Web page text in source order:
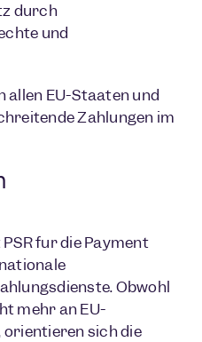
durch
und
allen EU-Staaten und
Zahlungen im
für die Payment
Obwohl
mehr an EU-
orientieren sich die